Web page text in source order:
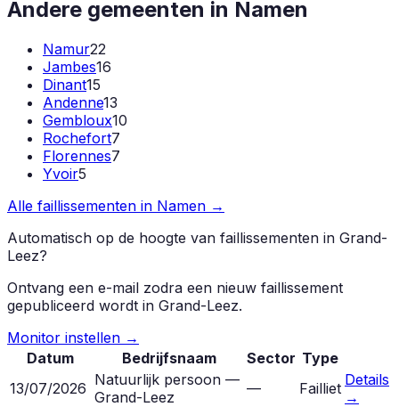
Andere gemeenten in Namen
Namur22
Jambes16
Dinant15
Andenne13
Gembloux10
Rochefort7
Florennes7
Yvoir5
Alle faillissementen in Namen →
Automatisch op de hoogte van faillissementen in Grand-
Leez?
Ontvang een e-mail zodra een nieuw faillissement
gepubliceerd wordt in Grand-Leez.
Monitor instellen →
Datum
Bedrijfsnaam Sector Type
13/07/2026 Natuurlijk persoon —
Grand-Leez
— Failliet Details
→